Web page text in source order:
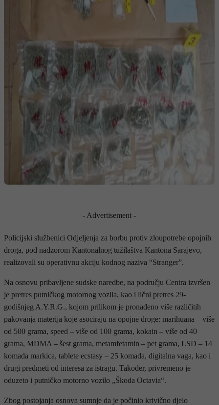
- Advertisement -
Policijski službenici Odjeljenja za borbu protiv zloupotrebe opojnih
droga, pod nadzorom Kantonalnog tužilaštva Kantona Sarajevo,
realizovali su operativnu akciju kodnog naziva “Stranger”.
Na osnovu pribavljene sudske naredbe, na području Centra izvršen
je pretres putničkog motornog vozila, kao i lični pretres 29-
godišnjeg A.Y.R.G., kojom prilikom je pronađeno više različitih
pakovanja materija koje asociraju na opojne droge: marihuana – više
od 500 grama, speed – više od 100 grama, kokain – više od 40
grama, MDMA – šest grama, metamfetamin – pet grama, LSD – 14
komada markica, tablete ecstasy – 25 komada, digitalna vaga, kao i
drugi predmeti od interesa za istragu. Također, privremeno je
oduzeto i putničko motorno vozilo „Škoda Octavia“.
Zbog postojanja osnova sumnje da je počinio krivično djelo